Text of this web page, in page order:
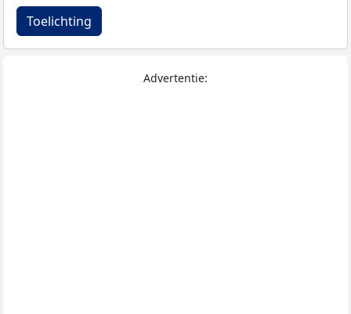
Toelichting
Advertentie: